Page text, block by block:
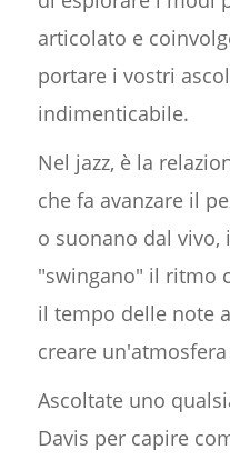
articolato e
portare i vostri
indimenticabile.
Nel jazz, è la
che fa avanzare il
o suonano dal vivo,
"swingano" il ritmo
il tempo delle note
creare
Ascoltate uno
Davis per capire